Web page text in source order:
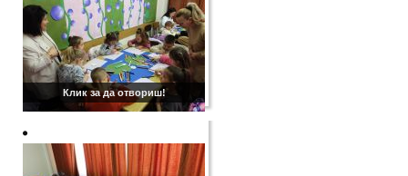
Клик за да отвориш!